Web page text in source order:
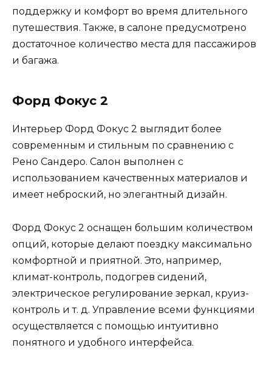
поддержку и комфорт во время длительного
путешествия. Также, в салоне предусмотрено
достаточное количество места для пассажиров
и багажа.
Форд Фокус 2
Интерьер Форд Фокус 2 выглядит более
современным и стильным по сравнению с
Рено Сандеро. Салон выполнен с
использованием качественных материалов и
имеет неброский, но элегантный дизайн.
Форд Фокус 2 оснащен большим количеством
опций, которые делают поездку максимально
комфортной и приятной. Это, например,
климат-контроль, подогрев сидений,
электрическое регулирование зеркал, круиз-
контроль и т. д. Управление всеми функциями
осуществляется с помощью интуитивно
понятного и удобного интерфейса.